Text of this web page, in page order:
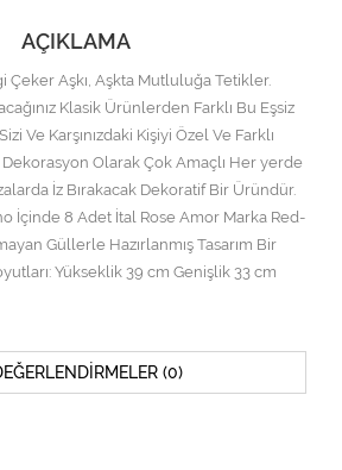
AÇIKLAMA
Çeker Aşkı, Aşkta Mutluluğa Tetikler.
Klasik Ürünlerden Farklı Bu Eşsiz
Ve Karşınızdaki Kişiyi Özel Ve Farklı
Dekorasyon Olarak Çok Amaçlı Her yerde
İz Bırakacak Dekoratif Bir Üründür.
İçinde 8 Adet İtal Rose Amor Marka Red-
Güllerle Hazırlanmış Tasarım Bir
Yükseklik 39 cm Genişlik 33 cm
(0)